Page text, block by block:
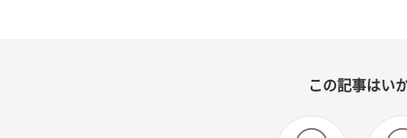
この記事はい